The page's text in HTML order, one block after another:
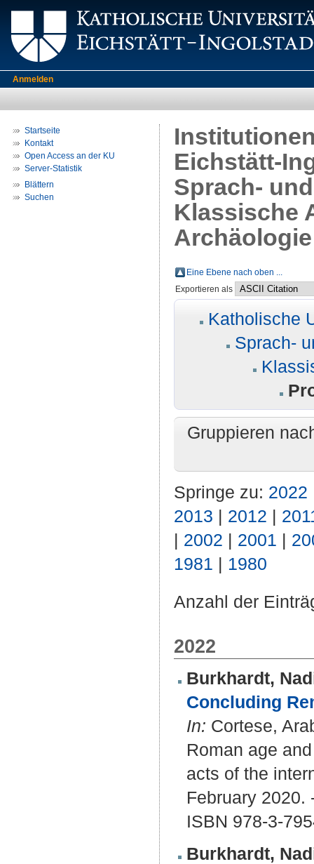
Anmelden
Startseite
Kontakt
Open Access an der KU
Server-Statistik
Blättern
Suchen
Eichstätt-
Sprach-
Klassische
Archäologie
Eine Ebene nach oben ...
Exportieren als
Katholische
Sprach-
Gruppieren
Springe zu: 2022
2013 | 2012 |
| 2002 | 2001 |
1981 | 1980
Anzahl der
2022
Burkhardt,
Concluding
In: Cortese,
Roman age
acts of the
February 2020.
ISBN 978-3-
Burkhardt,